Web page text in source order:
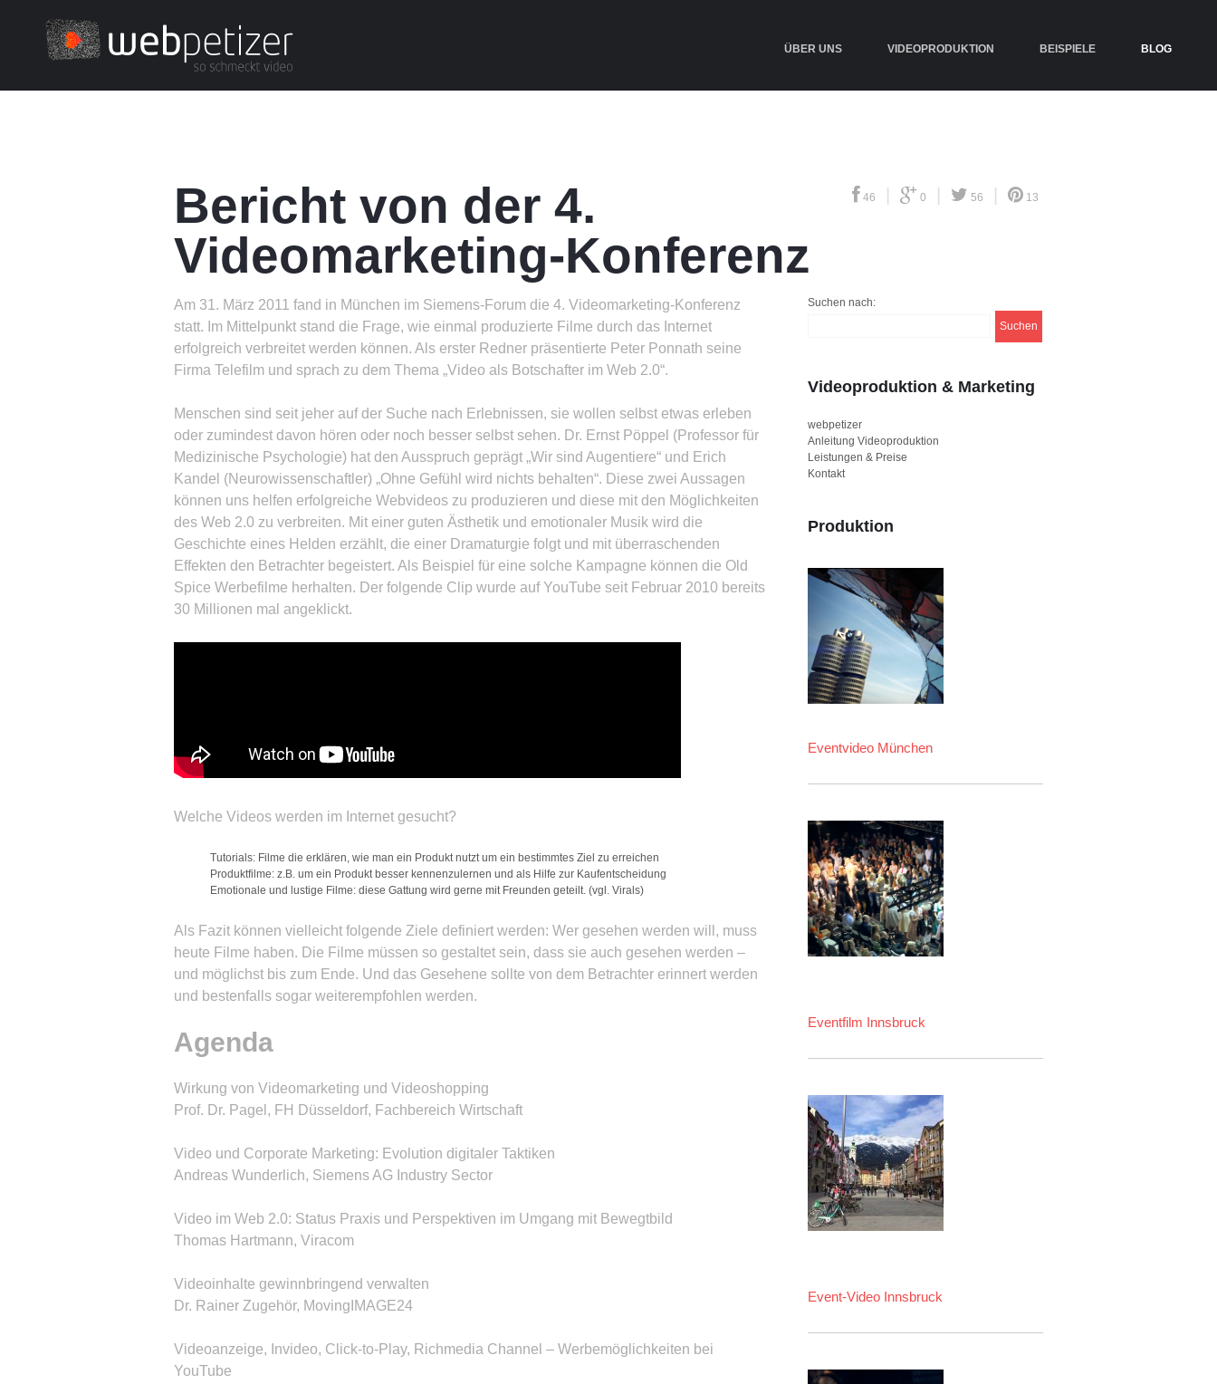
ÜBER UNS VIDEOPRODUKTION BEISPIELE BLOG
Bericht von der 4.
Videomarketing-Konferenz
46 0 56 13
Am 31. März 2011 fand in München im Siemens-Forum die 4. Videomarketing-Konferenz
statt. Im Mittelpunkt stand die Frage, wie einmal produzierte Filme durch das Internet
erfolgreich verbreitet werden können. Als erster Redner präsentierte Peter Ponnath seine
Firma Telefilm und sprach zu dem Thema „Video als Botschafter im Web 2.0“.
Menschen sind seit jeher auf der Suche nach Erlebnissen, sie wollen selbst etwas erleben
oder zumindest davon hören oder noch besser selbst sehen. Dr. Ernst Pöppel (Professor für
Medizinische Psychologie) hat den Ausspruch geprägt „Wir sind Augentiere“ und Erich
Kandel (Neurowissenschaftler) „Ohne Gefühl wird nichts behalten“. Diese zwei Aussagen
können uns helfen erfolgreiche Webvideos zu produzieren und diese mit den Möglichkeiten
des Web 2.0 zu verbreiten. Mit einer guten Ästhetik und emotionaler Musik wird die
Geschichte eines Helden erzählt, die einer Dramaturgie folgt und mit überraschenden
Effekten den Betrachter begeistert. Als Beispiel für eine solche Kampagne können die Old
Spice Werbefilme herhalten. Der folgende Clip wurde auf YouTube seit Februar 2010 bereits
30 Millionen mal angeklickt.
Welche Videos werden im Internet gesucht?
Tutorials: Filme die erklären, wie man ein Produkt nutzt um ein bestimmtes Ziel zu erreichen
Produktfilme: z.B. um ein Produkt besser kennenzulernen und als Hilfe zur Kaufentscheidung
Emotionale und lustige Filme: diese Gattung wird gerne mit Freunden geteilt. (vgl. Virals)
Als Fazit können vielleicht folgende Ziele definiert werden: Wer gesehen werden will, muss
heute Filme haben. Die Filme müssen so gestaltet sein, dass sie auch gesehen werden –
und möglichst bis zum Ende. Und das Gesehene sollte von dem Betrachter erinnert werden
und bestenfalls sogar weiterempfohlen werden.
Agenda
Wirkung von Videomarketing und Videoshopping
Prof. Dr. Pagel, FH Düsseldorf, Fachbereich Wirtschaft
Video und Corporate Marketing: Evolution digitaler Taktiken
Andreas Wunderlich, Siemens AG Industry Sector
Video im Web 2.0: Status Praxis und Perspektiven im Umgang mit Bewegtbild
Thomas Hartmann, Viracom
Videoinhalte gewinnbringend verwalten
Dr. Rainer Zugehör, MovingIMAGE24
Videoanzeige, Invideo, Click-to-Play, Richmedia Channel – Werbemöglichkeiten bei
YouTube
Suchen nach:
Videoproduktion & Marketing
webpetizer
Anleitung Videoproduktion
Leistungen & Preise
Kontakt
Produktion
Eventvideo München
Eventfilm Innsbruck
Event-Video Innsbruck